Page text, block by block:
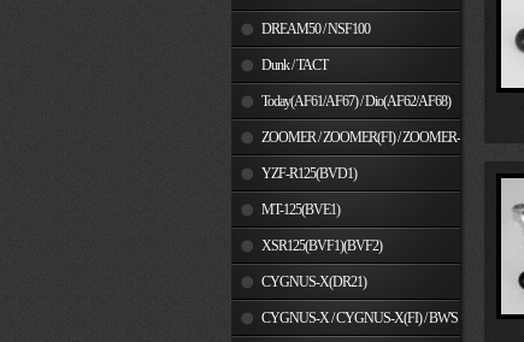
DREAM50 / NSF100
Dunk / TACT
Today(AF61/AF67) / Dio(AF62/AF68)
ZOOMER / ZOOMER(FI) / ZOOMER-
YZF-R125(BVD1)
MT-125(BVE1)
XSR125(BVF1)(BVF2)
CYGNUS-X(DR21)
CYGNUS-X / CYGNUS-X(FI) / BW'S